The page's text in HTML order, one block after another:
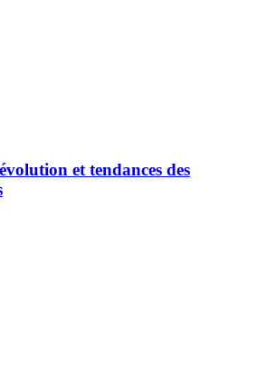
et tendances des